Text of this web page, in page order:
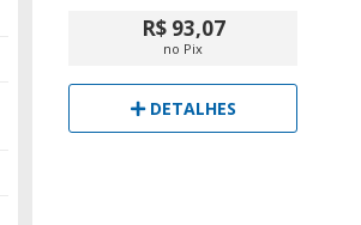
R$ 93,07
no Pix
DETALHES